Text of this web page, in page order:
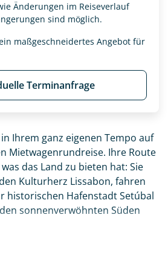
Änderungen im Reiseverlauf
sind möglich.
maßgeschneidertes Angebot für
Terminanfrage
Ihrem ganz eigenen Tempo auf
Mietwagenrundreise. Ihre Route
das Land zu bieten hat: Sie
Kulturherz Lissabon, fahren
historischen Hafenstadt Setúbal
sonnenverwöhnten Süden